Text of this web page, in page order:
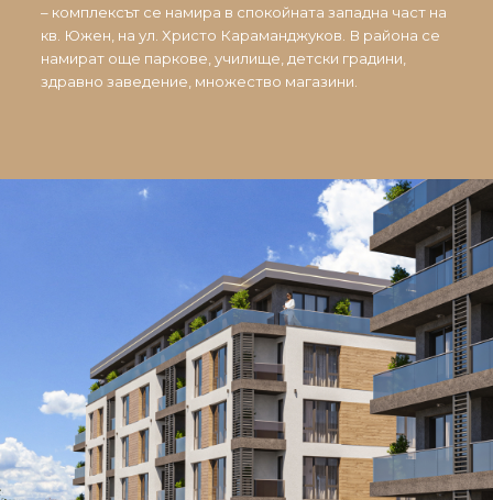
– комплексът се намира в спокойната западна част на
кв. Южен, на ул. Христо Караманджуков. В района се
намират още паркове, училище, детски градини,
здравно заведение, множество магазини.